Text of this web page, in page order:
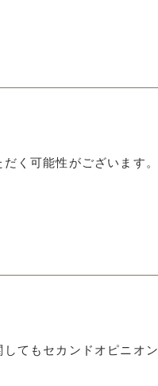
く可能性がございます。
てもセカンドオピニオン